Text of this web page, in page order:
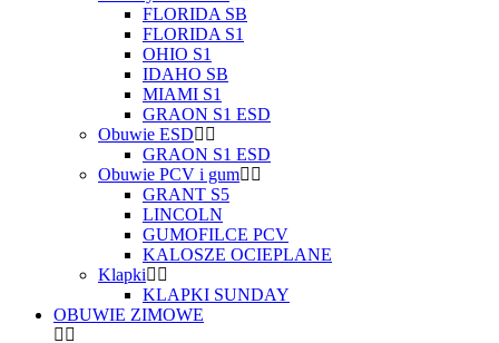
FLORIDA SB
FLORIDA S1
OHIO S1
IDAHO SB
MIAMI S1
GRAON S1 ESD
Obuwie ESD
GRAON S1 ESD
Obuwie PCV i gum
GRANT S5
LINCOLN
GUMOFILCE PCV
KALOSZE OCIEPLANE
Klapki
KLAPKI SUNDAY
OBUWIE ZIMOWE